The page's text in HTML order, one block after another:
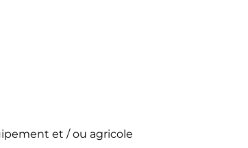
et / ou agricole